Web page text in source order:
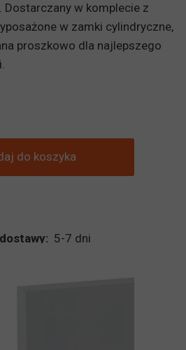
Dostarczany w komplecie z
w zamki cylindryczne,
proszkowo dla najlepszego
do koszyka
5-7 dni